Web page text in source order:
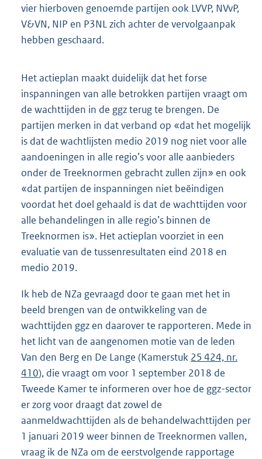
vier hierboven genoemde partijen ook LVVP, NVvP,
V&VN, NIP en P3NL zich achter de vervolgaanpak
hebben geschaard.
Het actieplan maakt duidelijk dat het forse
inspanningen van alle betrokken partijen vraagt om
de wachttijden in de ggz terug te brengen. De
partijen merken in dat verband op «dat het mogelijk
is dat de wachtlijsten medio 2019 nog niet voor alle
aandoeningen in alle regio’s voor alle aanbieders
onder de Treeknormen gebracht zullen zijn» en ook
«dat partijen de inspanningen niet beëindigen
voordat het doel gehaald is dat de wachttijden voor
alle behandelingen in alle regio’s binnen de
Treeknormen is». Het actieplan voorziet in een
evaluatie van de tussenresultaten eind 2018 en
medio 2019.
Ik heb de NZa gevraagd door te gaan met het in
beeld brengen van de ontwikkeling van de
wachttijden ggz en daarover te rapporteren. Mede in
het licht van de aangenomen motie van de leden
Van den Berg en De Lange (Kamerstuk 25 424, nr.
410), die vraagt om voor 1 september 2018 de
Tweede Kamer te informeren over hoe de ggz-sector
er zorg voor draagt dat zowel de
aanmeldwachttijden als de behandelwachttijden per
1 januari 2019 weer binnen de Treeknormen vallen,
vraag ik de NZa om de eerstvolgende rapportage